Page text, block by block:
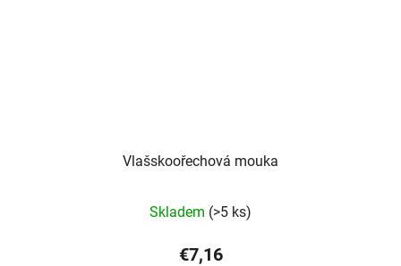
Vlašskoořechová mouka
Skladem (>5 ks)
€7,16